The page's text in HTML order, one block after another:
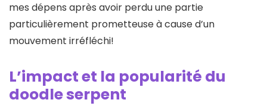
mes dépens après avoir perdu une partie
particulièrement prometteuse à cause d’un
mouvement irréfléchi!
L’impact et la popularité du
doodle serpent